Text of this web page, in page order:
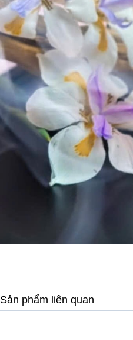
Sản phẩm liên quan